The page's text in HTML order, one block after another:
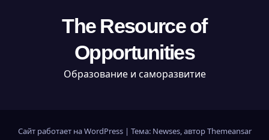
The Resource of
Opportunities
Образование и саморазвитие
Сайт работает на WordPress | Тема: Newses, авторThemeansar